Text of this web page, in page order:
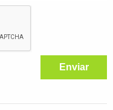
Enviar